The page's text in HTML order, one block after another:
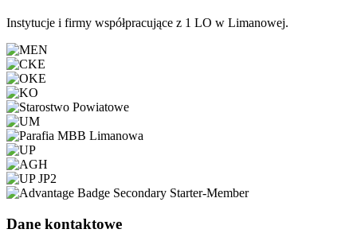
Instytucje i firmy współpracujące z 1 LO w Limanowej.
Dane kontaktowe